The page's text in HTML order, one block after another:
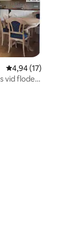
4,94 av 5 i
4,94 (17)
vid floden